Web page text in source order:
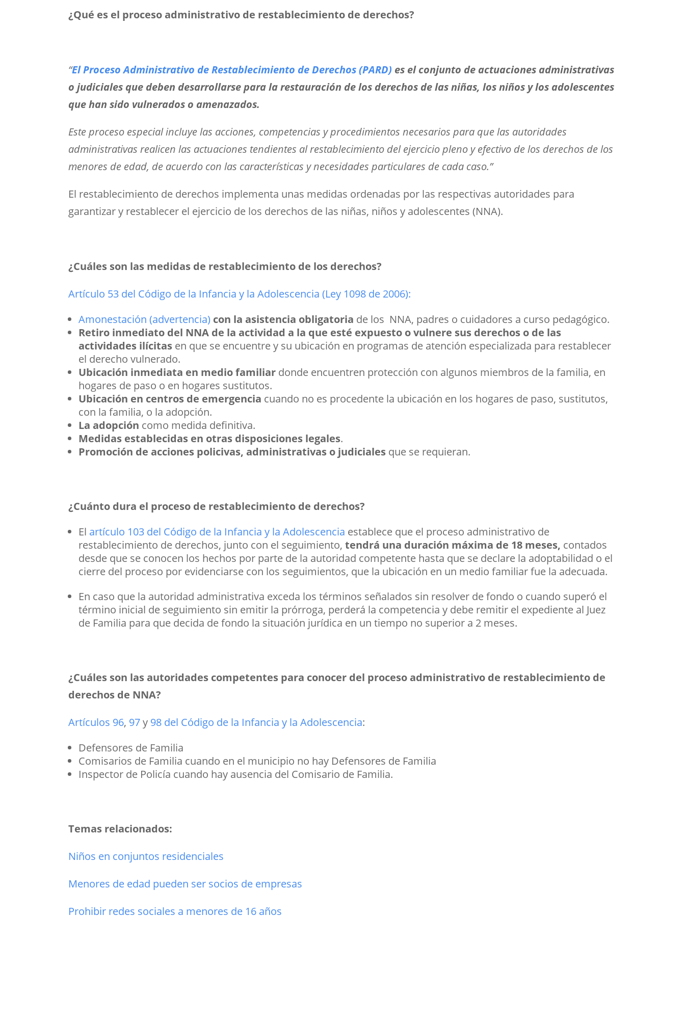
¿Qué es el proceso administrativo de restablecimiento de derechos?
“El Proceso Administrativo de Restablecimiento de Derechos (PARD) es el conjunto de actuaciones administrativas
o judiciales que deben desarrollarse para la restauración de los derechos de las niñas, los niños y los adolescentes
que han sido vulnerados o amenazados.
Este proceso especial incluye las acciones, competencias y procedimientos necesarios para que las autoridades
administrativas realicen las actuaciones tendientes al restablecimiento del ejercicio pleno y efectivo de los derechos de los
menores de edad, de acuerdo con las características y necesidades particulares de cada caso.”
El restablecimiento de derechos implementa unas medidas ordenadas por las respectivas autoridades para
garantizar y restablecer el ejercicio de los derechos de las niñas, niños y adolescentes (NNA).
¿Cuáles son las medidas de restablecimiento de los derechos?
Artículo 53 del Código de la Infancia y la Adolescencia (Ley 1098 de 2006):
Amonestación (advertencia) con la asistencia obligatoria de los NNA, padres o cuidadores a curso pedagógico.
Retiro inmediato del NNA de la actividad a la que esté expuesto o vulnere sus derechos o de las
actividades ilícitas en que se encuentre y su ubicación en programas de atención especializada para restablecer
el derecho vulnerado.
Ubicación inmediata en medio familiar donde encuentren protección con algunos miembros de la familia, en
hogares de paso o en hogares sustitutos.
Ubicación en centros de emergencia cuando no es procedente la ubicación en los hogares de paso, sustitutos,
con la familia, o la adopción.
La adopción como medida definitiva.
Medidas establecidas en otras disposiciones legales.
Promoción de acciones policivas, administrativas o judiciales que se requieran.
¿Cuánto dura el proceso de restablecimiento de derechos?
El artículo 103 del Código de la Infancia y la Adolescencia establece que el proceso administrativo de
restablecimiento de derechos, junto con el seguimiento, tendrá una duración máxima de 18 meses, contados
desde que se conocen los hechos por parte de la autoridad competente hasta que se declare la adoptabilidad o el
cierre del proceso por evidenciarse con los seguimientos, que la ubicación en un medio familiar fue la adecuada.
En caso que la autoridad administrativa exceda los términos señalados sin resolver de fondo o cuando superó el
término inicial de seguimiento sin emitir la prórroga, perderá la competencia y debe remitir el expediente al Juez
de Familia para que decida de fondo la situación jurídica en un tiempo no superior a 2 meses.
¿Cuáles son las autoridades competentes para conocer del proceso administrativo de restablecimiento de
derechos de NNA?
Artículos 96, 97y 98 del Código de la Infancia y la Adolescencia:
Defensores de Familia
Comisarios de Familia cuando en el municipio no hay Defensores de Familia
Inspector de Policía cuando hay ausencia del Comisario de Familia.
Temas relacionados:
Niños en conjuntos residenciales
Menores de edad pueden ser socios de empresas
Prohibir redes sociales a menores de 16 años